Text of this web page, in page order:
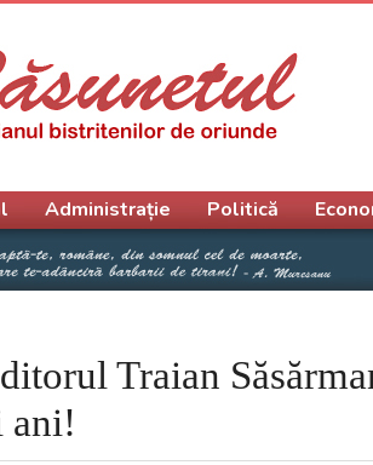
Traian
ani!
Administrație Politică